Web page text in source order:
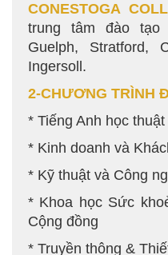
CONESTOGA
trung tâm đào tạo
Guelph, Stratford,
Ingersoll.
2-CHƯƠNG TRÌNH
* Tiếng Anh học thuật
* Kinh doanh và
* Kỹ thuật và Công
* Khoa học Sức
Cộng đồng
* Truyền thông &